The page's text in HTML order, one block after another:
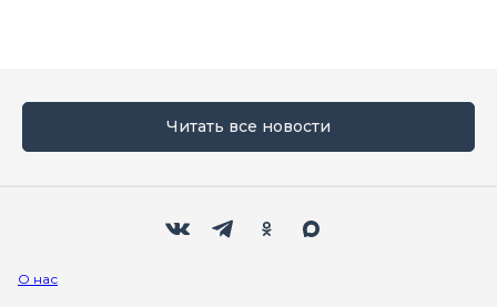
Читать все новости
О нас